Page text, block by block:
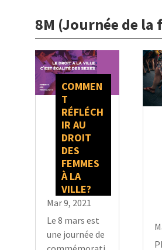
8M (Journée de la
COMMEN
T
RÉFLÉCH
IR AU
DROIT
DES
FEMMES
À LA
VILLE?
Mar 9, 2021
Le 8 mars est
une journée de